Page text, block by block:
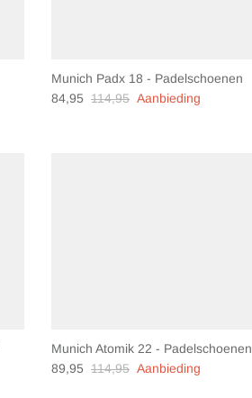
Munich Padx 18 - Padelschoenen
84,95 114,95 Aanbieding
Munich Atomik 22 - Padelschoenen
89,95 114,95 Aanbieding